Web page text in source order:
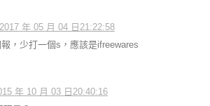
2017 年 05 月 04 日21:22:58
，少打一個s，應該是ifreewares
年 10 月 03 日20:40:16